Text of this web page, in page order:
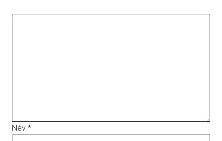
Név *